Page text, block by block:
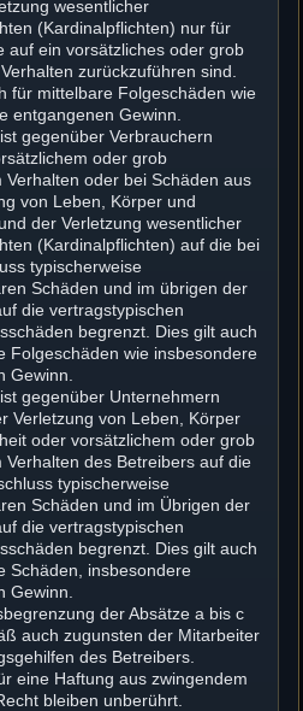
wesentlicher
(Kardinalpflichten) nur für
auf ein vorsätzliches oder grob
zurückzuführen sind.
für mittelbare Folgeschäden wie
entgangenen Gewinn.
gegenüber Verbrauchern
oder grob
Verhalten oder bei Schäden aus
von Leben, Körper und
der Verletzung wesentlicher
(Kardinalpflichten) auf die bei
typischerweise
Schäden und im übrigen der
die vertragstypischen
begrenzt. Dies gilt auch
Folgeschäden wie insbesondere
Gewinn.
gegenüber Unternehmern
Verletzung von Leben, Körper
oder vorsätzlichem oder grob
Verhalten des Betreibers auf die
typischerweise
Schäden und im Übrigen der
die vertragstypischen
begrenzt. Dies gilt auch
Schäden, insbesondere
Gewinn.
der Absätze a bis c
auch zugunsten der Mitarbeiter
des Betreibers.
eine Haftung aus zwingendem
bleiben unberührt.